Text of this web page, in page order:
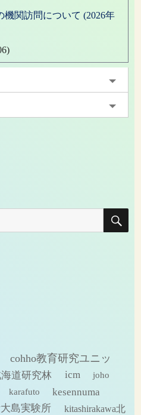
関訪問について (2026年
検
cohho教育研究ユニッ
道研究林 icm joho
karafuto
kesennuma
島実験所
kitashirakawa北